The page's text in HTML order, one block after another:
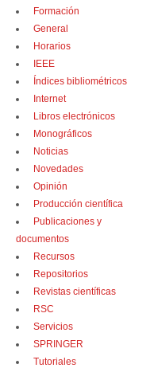
Formación
General
Horarios
IEEE
Índices bibliométricos
Internet
Libros electrónicos
Monográficos
Noticias
Novedades
Opinión
Producción científica
Publicaciones y
documentos
Recursos
Repositorios
Revistas científicas
RSC
Servicios
SPRINGER
Tutoriales